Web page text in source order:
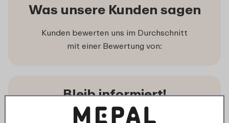
Was unsere Kunden sagen
Kunden bewerten uns im Durchschnitt
mit einer Bewertung von:
Bleib informiert!
Melde Dich jetzt für unseren Newsletter an,